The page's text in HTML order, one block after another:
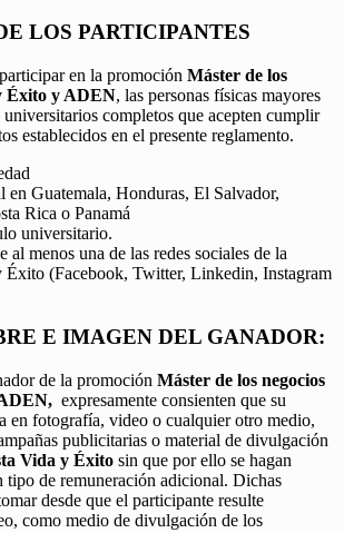
LOS PARTICIPANTES
en la promoción Máster de los
Éxito y ADEN, las personas físicas mayores
universitarios completos que acepten cumplir
establecidos en el presente reglamento.
en Guatemala, Honduras, El Salvador,
Rica o Panamá
universitario.
al menos una de las redes sociales de la
Éxito (Facebook, Twitter, Linkedin, Instagram
E IMAGEN DEL GANADOR:
de la promoción Máster de los negocios
expresamente consienten que su
en fotografía, video o cualquier otro medio,
publicitarias o material de divulgación
Vida y Éxito sin que por ello se hagan
tipo de remuneración adicional. Dichas
desde que el participante resulte
como medio de divulgación de los